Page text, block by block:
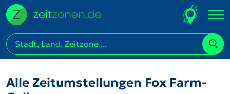
Alle Zeitumstellungen Fox Farm-